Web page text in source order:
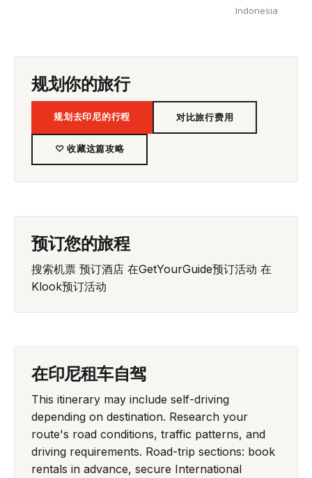
Indonesia
规划你的旅行
规划去印尼的行程 对比旅行费用
♡ 收藏这篇攻略
预订您的旅程
搜索机票 预订酒店 在GetYourGuide预订活动 在
Klook预订活动
在印尼租车自驾
This itinerary may include self-driving
depending on destination. Research your
route's road conditions, traffic patterns, and
driving requirements. Road-trip sections: book
rentals in advance, secure International